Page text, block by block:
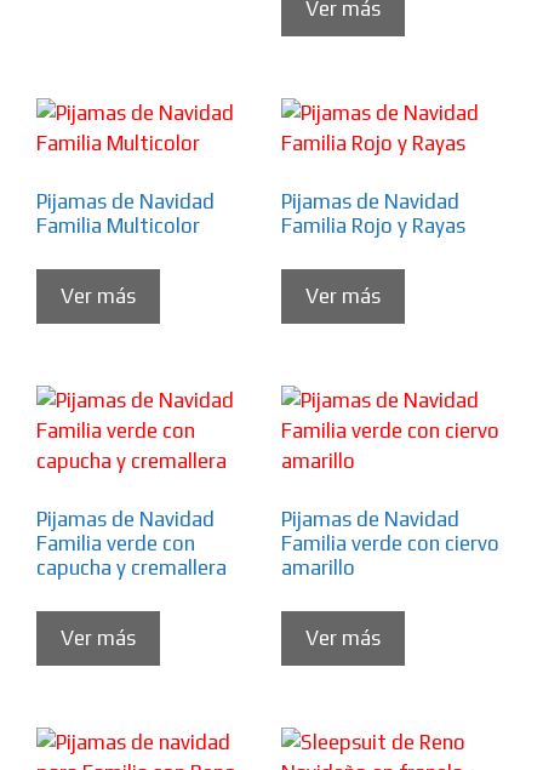
Ver más
Pijamas de Navidad
Familia Multicolor
Ver más
Pijamas de Navidad
Familia Rojo y Rayas
Ver más
Pijamas de Navidad
Familia verde con
capucha y cremallera
Ver más
Pijamas de Navidad
Familia verde con ciervo
amarillo
Ver más